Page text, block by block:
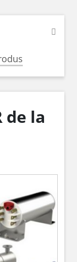
de la